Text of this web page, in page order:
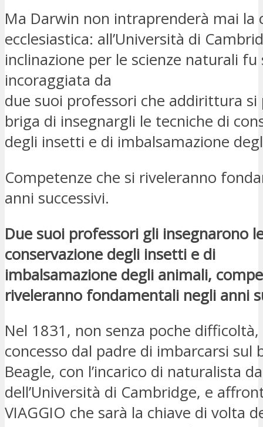
Ma Darwin non intraprenderà mai la
ecclesiastica: all’Università di
inclinazione per le scienze naturali
incoraggiata da
due suoi professori che addirittura si
briga di insegnargli le tecniche di
degli insetti e di imbalsamazione
Competenze che si riveleranno
anni successivi.
Due suoi professori gli insegnarono
conservazione degli insetti e di
imbalsamazione degli animali,
riveleranno fondamentali negli anni
Nel 1831, non senza poche
concesso dal padre di imbarcarsi sul
Beagle, con l’incarico di naturalista
dell’Università di Cambridge, e
VIAGGIO che sarà la chiave di volta